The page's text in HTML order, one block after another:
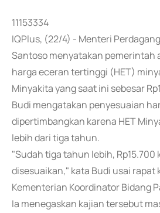
11153334
IQPlus, (22/4) - Menteri
Santoso menyatakan pemerintah
harga eceran tertinggi (HET)
Minyakita yang saat ini sebesar
Budi mengatakan penyesuaian
dipertimbangkan karena HET
lebih dari tiga tahun.
"Sudah tiga tahun lebih, Rp15.700
disesuaikan," kata Budi usai rapat
Kementerian Koordinator Bidang
Ia menegaskan kajian tersebut